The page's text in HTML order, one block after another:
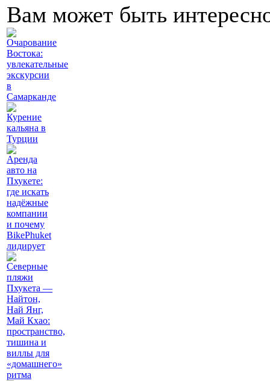
Вам может быть
Очарование
Востока:
увлекательные
экскурсии
в
Самарканде
Курение
кальяна в
Турции
Аренда
авто на
Пхукете:
где искать
надёжные
компании
и почему
BikePhuket
лидирует
Северные
пляжи
Пхукета —
Найтон,
Най Янг,
Май Кхао:
пространство,
тишина и
виллы для
«домашнего»
ритма